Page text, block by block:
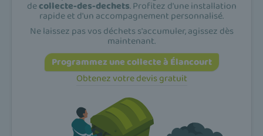
decollecte-des-dechets. Profitez d'une installation
rapide et d'un accompagnement personnalisé.
Ne laissez pas vos déchets s'accumuler, agissez dès
maintenant.
Programmez une collecte à Élancourt
Obtenez votre devis gratuit